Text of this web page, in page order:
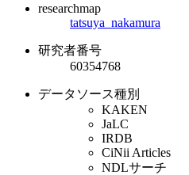
researchmap
tatsuya_nakamura
研究者番号
60354768
データソース種別
KAKEN
JaLC
IRDB
CiNii Articles
NDLサーチ